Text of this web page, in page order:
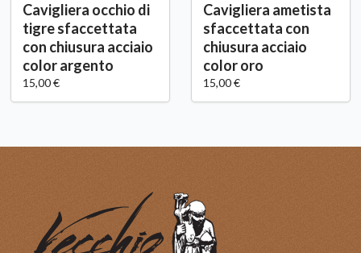
Cavigliera occhio di
tigre sfaccettata
con chiusura acciaio
color argento
15,00 €
Cavigliera ametista
sfaccettata con
chiusura acciaio
color oro
15,00 €